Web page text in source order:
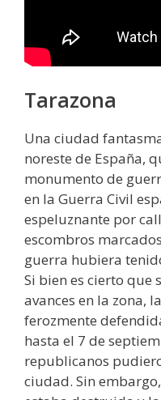
Tarazona
Una ciudad
noreste de España,
monumento de
en la Guerra Civil
espeluznante por
escombros
guerra hubiera
Si bien es cierto que
avances en la zona,
ferozmente
hasta el 7 de
republicanos
ciudad. Sin